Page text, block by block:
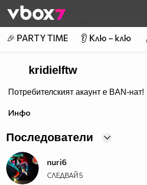
👾
🎉 PARTY TIME 👂 Клю – клю
kridielftw
Потребителският акаунт е BAN-нат!
Инфо
Последователи
nuri6
СЛЕДВАЙ5